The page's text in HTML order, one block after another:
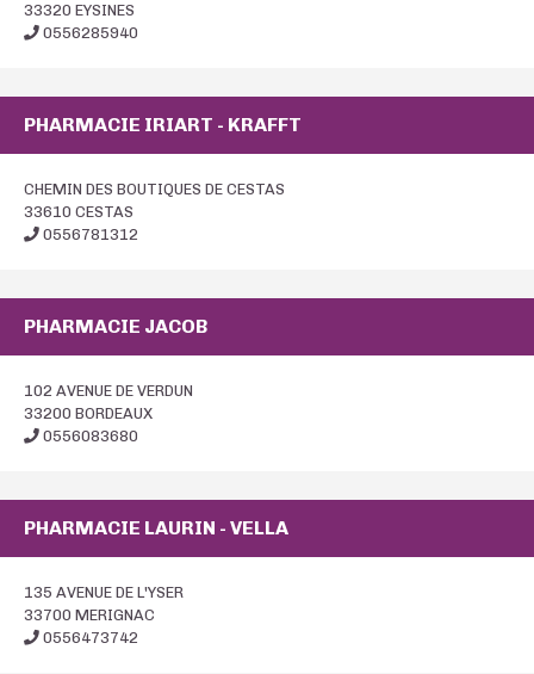
33320 EYSINES
0556285940
PHARMACIE IRIART - KRAFFT
CHEMIN DES BOUTIQUES DE CESTAS
33610 CESTAS
0556781312
PHARMACIE JACOB
102 AVENUE DE VERDUN
33200 BORDEAUX
0556083680
PHARMACIE LAURIN - VELLA
135 AVENUE DE L'YSER
33700 MERIGNAC
0556473742